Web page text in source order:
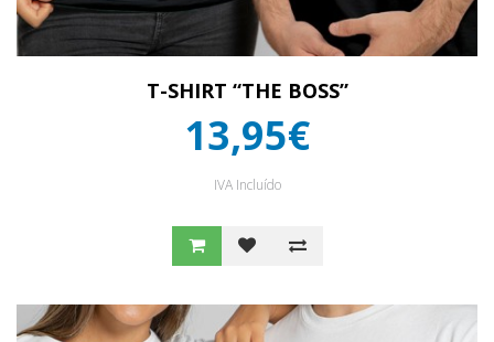
T-SHIRT “THE BOSS”
13,95€
IVA Incluído